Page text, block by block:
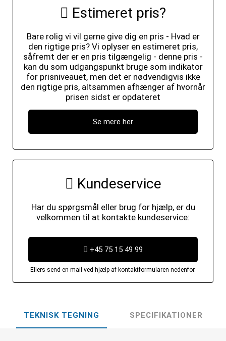
Estimeret pris?
Bare rolig vi vil gerne give dig en pris - Hvad er
den rigtige pris? Vi oplyser en estimeret pris,
såfremt der er en pris tilgængelig - denne pris -
kan du som udgangspunkt bruge som indikator
for prisniveauet, men det er nødvendigvis ikke
den rigtige pris, altsammen afhænger af hvornår
prisen sidst er opdateret
Se mere her
Kundeservice
Har du spørgsmål eller brug for hjælp, er du
velkommen til at kontakte kundeservice:
+45 75 15 49 99
Ellers send en mail ved hjælp af kontaktformularen nedenfor.
TEKNISK TEGNING SPECIFIKATIONER